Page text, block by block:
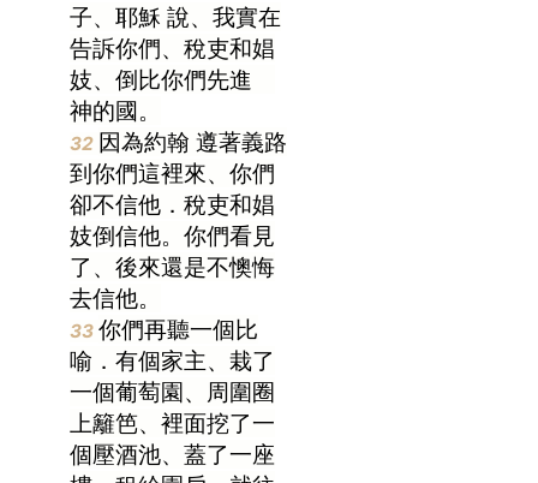
子、 耶穌 說、我實在
告訴你們、稅吏和娼
妓、倒比你們先進
神的國。
32 因為約翰 遵著義路
到你們這裡來、你們
卻不信他．稅吏和娼
妓倒信他。你們看見
了、後來還是不懊悔
去信他。
33 你們再聽一個比
喻．有個家主、栽了
一個葡萄園、周圍圈
上籬笆、裡面挖了一
個壓酒池、蓋了一座